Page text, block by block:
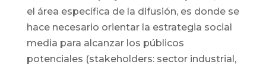
el área específica de la difusión, es donde se
hace necesario orientar la estrategia social
media para alcanzar los públicos
potenciales (stakeholders: sector industrial,